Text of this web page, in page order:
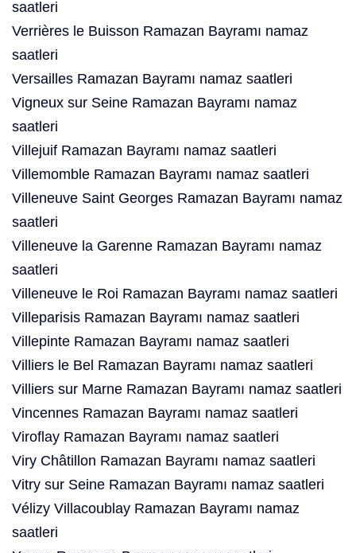
saatleri
Verrières le Buisson Ramazan Bayramı namaz
saatleri
Versailles Ramazan Bayramı namaz saatleri
Vigneux sur Seine Ramazan Bayramı namaz
saatleri
Villejuif Ramazan Bayramı namaz saatleri
Villemomble Ramazan Bayramı namaz saatleri
Villeneuve Saint Georges Ramazan Bayramı namaz
saatleri
Villeneuve la Garenne Ramazan Bayramı namaz
saatleri
Villeneuve le Roi Ramazan Bayramı namaz saatleri
Villeparisis Ramazan Bayramı namaz saatleri
Villepinte Ramazan Bayramı namaz saatleri
Villiers le Bel Ramazan Bayramı namaz saatleri
Villiers sur Marne Ramazan Bayramı namaz saatleri
Vincennes Ramazan Bayramı namaz saatleri
Viroflay Ramazan Bayramı namaz saatleri
Viry Châtillon Ramazan Bayramı namaz saatleri
Vitry sur Seine Ramazan Bayramı namaz saatleri
Vélizy Villacoublay Ramazan Bayramı namaz
saatleri